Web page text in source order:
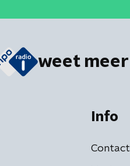
weet meer
Info
Contact